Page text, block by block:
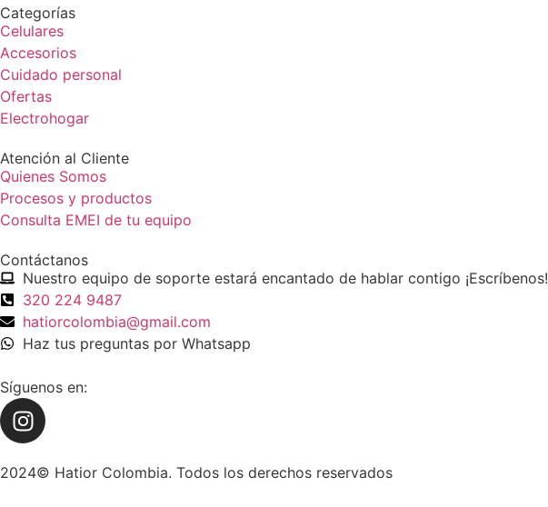
Categorías
Celulares
Accesorios
Cuidado personal
Ofertas
Electrohogar
Atención al Cliente
Quienes Somos
Procesos y productos
Consulta EMEI de tu equipo
Contáctanos
Nuestro equipo de soporte estará encantado de hablar contigo ¡Escríbenos!
320 224 9487
hatiorcolombia@gmail.com
Haz tus preguntas por Whatsapp
Síguenos en:
2024© Hatior Colombia. Todos los derechos reservados